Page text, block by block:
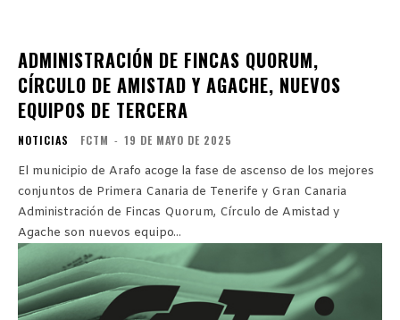
ADMINISTRACIÓN DE FINCAS QUORUM,
CÍRCULO DE AMISTAD Y AGACHE, NUEVOS
EQUIPOS DE TERCERA
NOTICIAS FCTM - 19 DE MAYO DE 2025
El municipio de Arafo acoge la fase de ascenso de los mejores
conjuntos de Primera Canaria de Tenerife y Gran Canaria
Administración de Fincas Quorum, Círculo de Amistad y
Agache son nuevos equipo...